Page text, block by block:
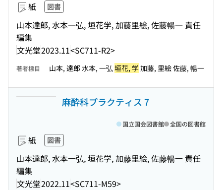
紙 図書
山本達郎, 水本一弘, 垣花学, 加藤里絵, 佐藤暢一 責任
編集
文光堂2023.11<SC711-R2>
著者標目 山本, 達郎 水本, 一弘垣花, 学加藤, 里絵 佐藤, 暢一
麻酔科プラクティス 7
紙 図書
山本達郎, 水本一弘, 垣花学, 加藤里絵, 佐藤暢一 責任
編集
文光堂2022.11<SC711-M59>
国立国会図書館 全国の図書館